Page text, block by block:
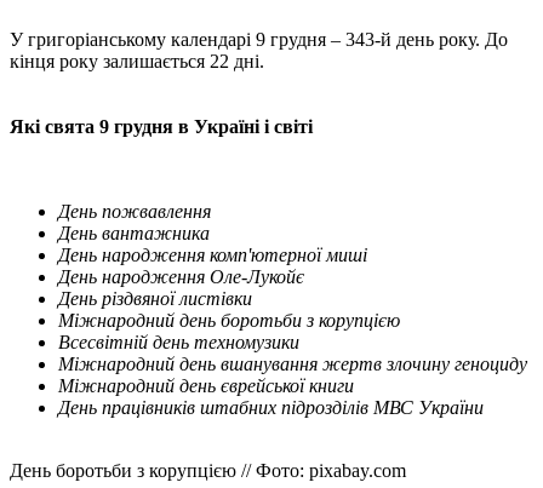
У григоріанському календарі 9 грудня – 343-й день року. До
кінця року залишається 22 дні.
Які свята 9 грудня в Україні і світі
День пожвавлення
День вантажника
День народження комп'ютерної миші
День народження Оле-Лукойє
День різдвяної листівки
Міжнародний день боротьби з корупцією
Всесвітній день техномузики
Міжнародний день вшанування жертв злочину геноциду
Міжнародний день єврейської книги
День працівників штабних підрозділів МВС України
День боротьби з корупцією // Фото: pixabay.com